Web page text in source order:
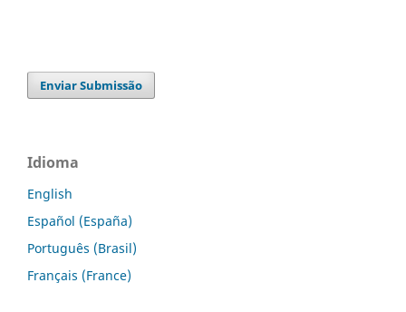
Enviar Submissão
Idioma
English
Español (España)
Português (Brasil)
Français (France)